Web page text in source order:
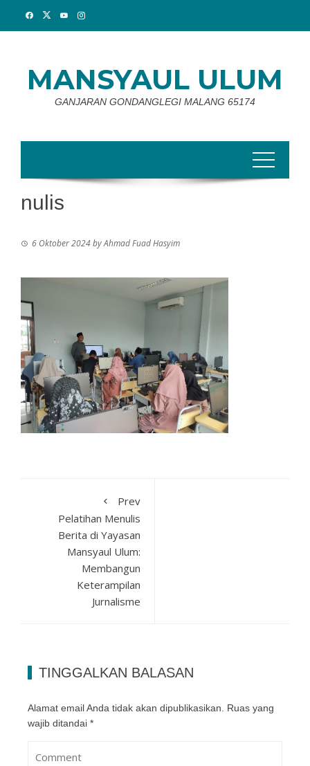
MANSYAUL ULUM
GANJARAN GONDANGLEGI MALANG 65174
nulis
6 Oktober 2024byAhmad Fuad Hasyim
Prev
Pelatihan Menulis
Berita di Yayasan
Mansyaul Ulum:
Membangun
Keterampilan
Jurnalisme
TINGGALKAN BALASAN
Alamat email Anda tidak akan dipublikasikan. Ruas yang
wajib ditandai *